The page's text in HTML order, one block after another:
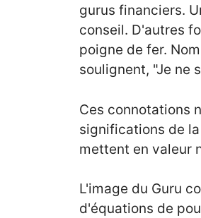
gurus financiers.
conseil. D'autres
poigne de fer.
soulignent, "Je ne
Ces connotations
significations de
mettent en valeur
L'image du Guru
d'équations de